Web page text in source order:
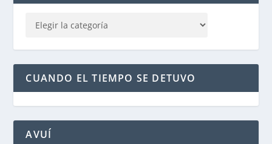
CUANDO EL TIEMPO SE DETUVO
AVUÍ